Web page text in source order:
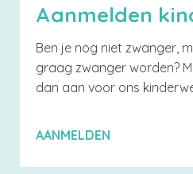
Aanmelden
Ben je nog niet zwanger,
graag zwanger worden?
dan aan voor ons
AANMELDEN